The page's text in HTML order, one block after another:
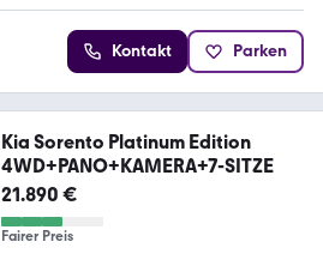
Kontakt Parken
Kia Sorento Platinum Edition
4WD+PANO+KAMERA+7-SITZE
21.890 €
Fairer Preis